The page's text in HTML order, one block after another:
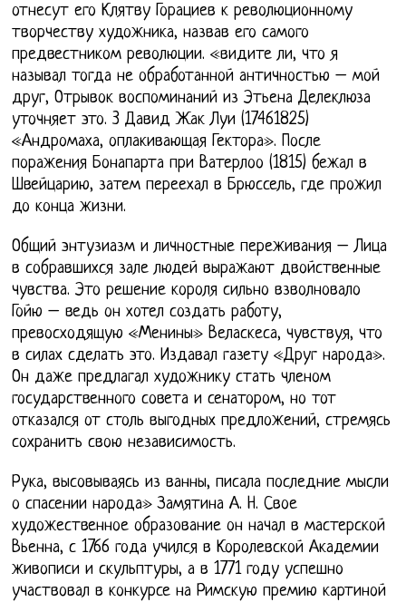
отнесут его Клятву Горациев к революционному
творчеству художника, назвав его самого
предвестником революции. «видите ли, что я
называл тогда не обработанной античностью – мой
друг, Отрывок воспоминаний из Этьена Делеклюза
уточняет это. 3 Давид Жак Луи (17461825)
«Андромаха, оплакивающая Гектора». После
поражения Бонапарта при Ватерлоо (1815) бежал в
Швейцарию, затем переехал в Брюссель, где прожил
до конца жизни.
Общий энтузиазм и личностные переживания – Лица
в собравшихся зале людей выражают двойственные
чувства. Это решение короля сильно взволновало
Гойю – ведь он хотел создать работу,
превосходящую «Менины» Веласкеса, чувствуя, что
в силах сделать это. Издавал газету «Друг народа».
Он даже предлагал художнику стать членом
государственного совета и сенатором, но тот
отказался от столь выгодных предложений, стремясь
сохранить свою независимость.
Рука, высовываясь из ванны, писала последние мысли
о спасении народа» Замятина А. Н. Свое
художественное образование он начал в мастерской
Вьенна, с 1766 года учился в Королевской Академии
живописи и скульптуры, а в 1771 году успешно
участвовал в конкурсе на Римскую премию картиной